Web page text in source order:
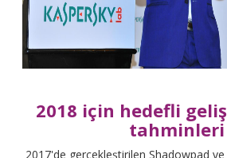
2018 için hedefli
tahminleri
2017'de gerçekleştirilen Shadowpad ve